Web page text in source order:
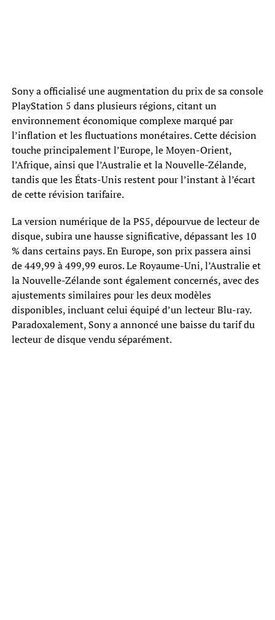
Sony a officialisé une augmentation du prix de sa console
PlayStation 5 dans plusieurs régions, citant un
environnement économique complexe marqué par
l’inflation et les fluctuations monétaires. Cette décision
touche principalement l’Europe, le Moyen-Orient,
l’Afrique, ainsi que l’Australie et la Nouvelle-Zélande,
tandis que les États-Unis restent pour l’instant à l’écart
de cette révision tarifaire.
La version numérique de la PS5, dépourvue de lecteur de
disque, subira une hausse significative, dépassant les 10
% dans certains pays. En Europe, son prix passera ainsi
de 449,99 à 499,99 euros. Le Royaume-Uni, l’Australie et
la Nouvelle-Zélande sont également concernés, avec des
ajustements similaires pour les deux modèles
disponibles, incluant celui équipé d’un lecteur Blu-ray.
Paradoxalement, Sony a annoncé une baisse du tarif du
lecteur de disque vendu séparément.